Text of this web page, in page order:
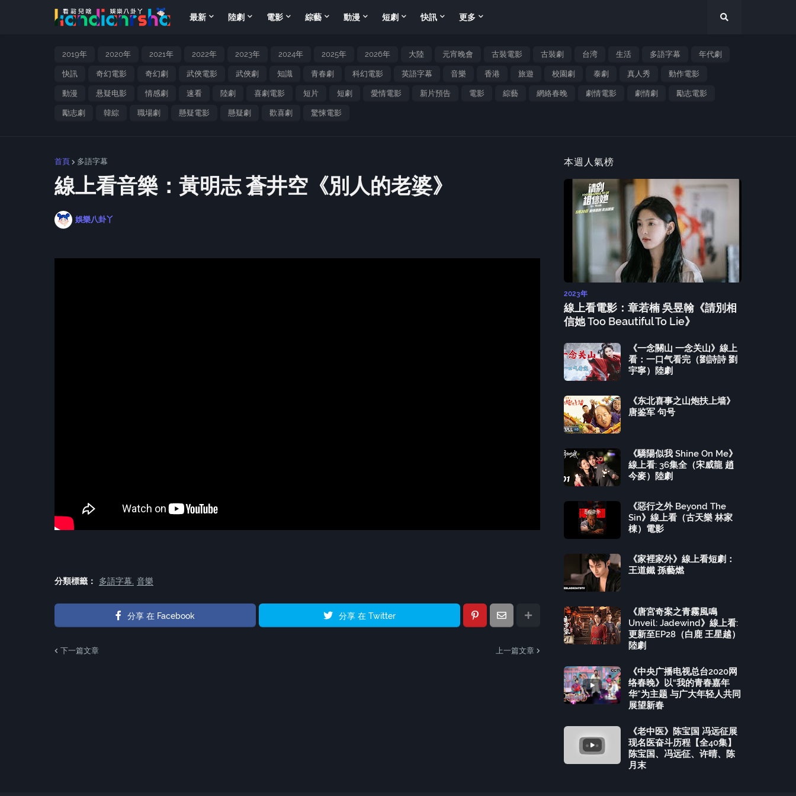
最新 陸劇 電影 綜藝 動漫 短劇 快訊 更多
2019年 2020年 2021年 2022年 2023年 2024年 2025年 2026年 大陸 元宵晚會 古裝電影 古裝劇 台湾 生活 多語字幕 年代劇
快訊 奇幻電影 奇幻劇 武俠電影 武俠劇 知識 青春劇 科幻電影 英語字幕 音樂 香港 旅遊 校園劇 泰劇 真人秀 動作電影
動漫 悬疑电影 情感劇 速看 陸劇 喜劇電影 短片 短劇 愛情電影 新片預告 電影 綜藝 網絡春晚 劇情電影 劇情劇 勵志電影
勵志劇 韓綜 職場劇 懸疑電影 懸疑劇 歡喜劇 驚悚電影
首頁 多語字幕
線上看音樂：黃明志 蒼井空《別人的老婆》
娛樂八卦丫
分類標籤： 多語字幕 音樂
分享 在 Facebook 分享 在 Twitter
下一篇文章 上一篇文章
本週人氣榜
2023年
線上看電影：章若楠 吳昱翰《請別相
信她 Too Beautiful To Lie》
《一念關山 一念关山》線上
看：一口气看完（劉詩詩 劉
宇寧）陸劇
《东北喜事之山炮扶上墙》
唐鉴军 句号
《驕陽似我 Shine On Me》
線上看: 36集全（宋威龍 趙
今麥）陸劇
《惡行之外 Beyond The
Sin》線上看（古天樂 林家
棟）電影
《家裡家外》線上看短劇：
王道鐵 孫藝燃
《唐宮奇案之青霧風鳴
Unveil: Jadewind》線上看:
更新至EP28（白鹿 王星越）
陸劇
《中央广播电视总台2020网
络春晚》以“我的青春嘉年
华”为主题 与广大年轻人共同
展望新春
《老中医》陈宝国 冯远征展
现名医奋斗历程【全40集】
陈宝国、冯远征、许晴、陈
月末